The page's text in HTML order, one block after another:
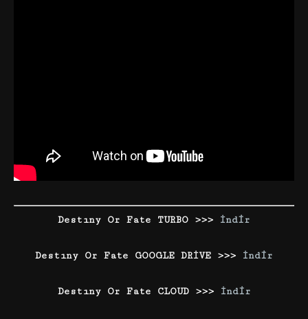
Destıny Or Fate TURBO >>> İndir
Destıny Or Fate GOOGLE DRİVE >>> İndir
Destıny Or Fate CLOUD >>>İndir